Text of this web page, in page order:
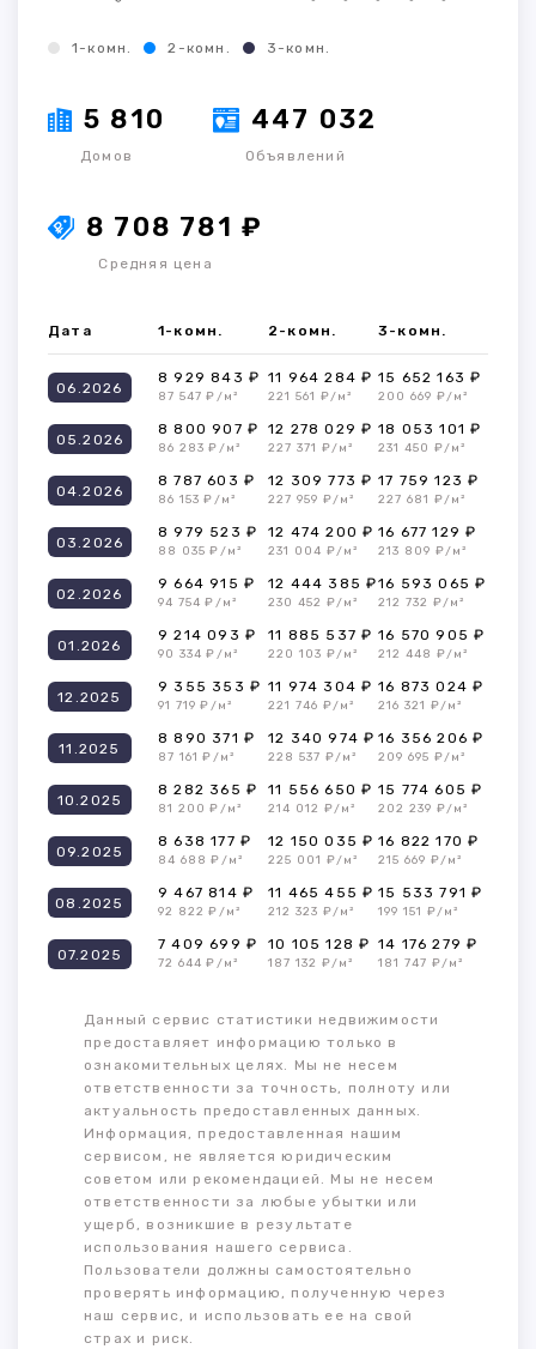
1-комн. 2-комн. 3-комн.
5 810
Домов
447 032
Объявлений
8 708 781 ₽
Средняя цена
Дата 1-комн. 2-комн. 3-комн.
06.2026
8 929 843 ₽
87 547 ₽/м²
11 964 284 ₽
221 561 ₽/м²
15 652 163 ₽
200 669 ₽/м²
05.2026
8 800 907 ₽
86 283 ₽/м²
12 278 029 ₽
227 371 ₽/м²
18 053 101 ₽
231 450 ₽/м²
04.2026
8 787 603 ₽
86 153 ₽/м²
12 309 773 ₽
227 959 ₽/м²
17 759 123 ₽
227 681 ₽/м²
03.2026
8 979 523 ₽
88 035 ₽/м²
12 474 200 ₽
231 004 ₽/м²
16 677 129 ₽
213 809 ₽/м²
02.2026
9 664 915 ₽
94 754 ₽/м²
12 444 385 ₽
230 452 ₽/м²
16 593 065 ₽
212 732 ₽/м²
01.2026
9 214 093 ₽
90 334 ₽/м²
11 885 537 ₽
220 103 ₽/м²
16 570 905 ₽
212 448 ₽/м²
12.2025
9 355 353 ₽
91 719 ₽/м²
11 974 304 ₽
221 746 ₽/м²
16 873 024 ₽
216 321 ₽/м²
11.2025
8 890 371 ₽
87 161 ₽/м²
12 340 974 ₽
228 537 ₽/м²
16 356 206 ₽
209 695 ₽/м²
10.2025
8 282 365 ₽
81 200 ₽/м²
11 556 650 ₽
214 012 ₽/м²
15 774 605 ₽
202 239 ₽/м²
09.2025
8 638 177 ₽
84 688 ₽/м²
12 150 035 ₽
225 001 ₽/м²
16 822 170 ₽
215 669 ₽/м²
08.2025
9 467 814 ₽
92 822 ₽/м²
11 465 455 ₽
212 323 ₽/м²
15 533 791 ₽
199 151 ₽/м²
07.2025
7 409 699 ₽
72 644 ₽/м²
10 105 128 ₽
187 132 ₽/м²
14 176 279 ₽
181 747 ₽/м²
Данный сервис статистики недвижимости
предоставляет информацию только в
ознакомительных целях. Мы не несем
ответственности за точность, полноту или
актуальность предоставленных данных.
Информация, предоставленная нашим
сервисом, не является юридическим
советом или рекомендацией. Мы не несем
ответственности за любые убытки или
ущерб, возникшие в результате
использования нашего сервиса.
Пользователи должны самостоятельно
проверять информацию, полученную через
наш сервис, и использовать ее на свой
страх и риск.